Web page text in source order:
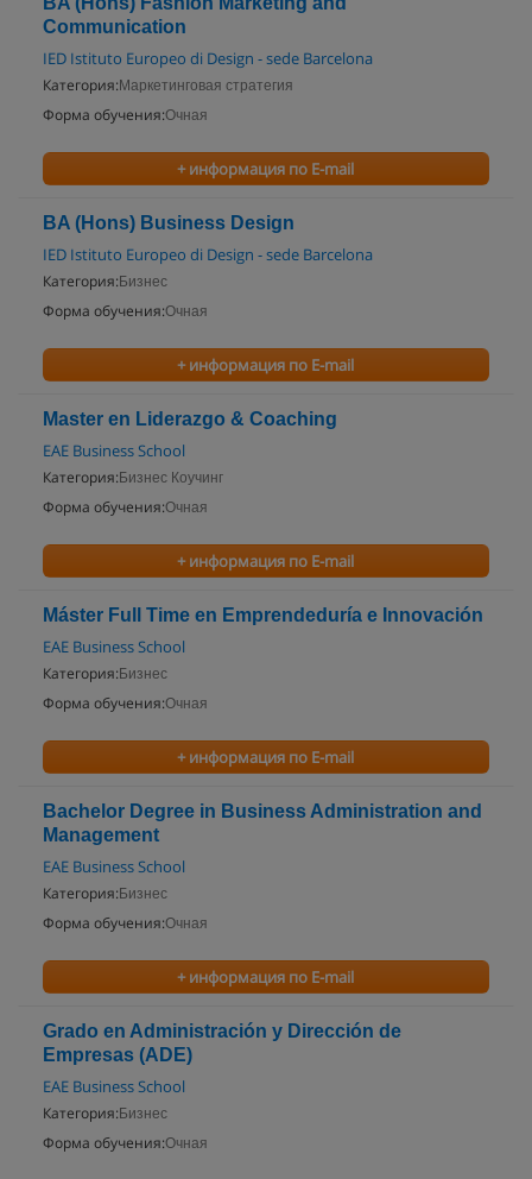
Communication
IED Istituto Europeo di Design - sede Barcelona
Категория: Маркетинговая стратегия
Форма обучения:Очная
+ информация по E-mail
BA (Hons) Business Design
IED Istituto Europeo di Design - sede Barcelona
Категория: Бизнес
Форма обучения:Очная
+ информация по E-mail
Master en Liderazgo & Coaching
EAE Business School
Категория: Бизнес Коучинг
Форма обучения:Очная
+ информация по E-mail
Máster Full Time en Emprendeduría e Innovación
EAE Business School
Категория: Бизнес
Форма обучения:Очная
+ информация по E-mail
Bachelor Degree in Business Administration and
Management
EAE Business School
Категория: Бизнес
Форма обучения:Очная
+ информация по E-mail
Grado en Administración y Dirección de
Empresas (ADE)
EAE Business School
Категория: Бизнес
Форма обучения:Очная